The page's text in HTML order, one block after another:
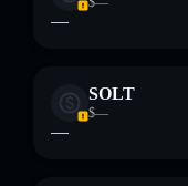
proporcionados por
—
SOLT
$—
—